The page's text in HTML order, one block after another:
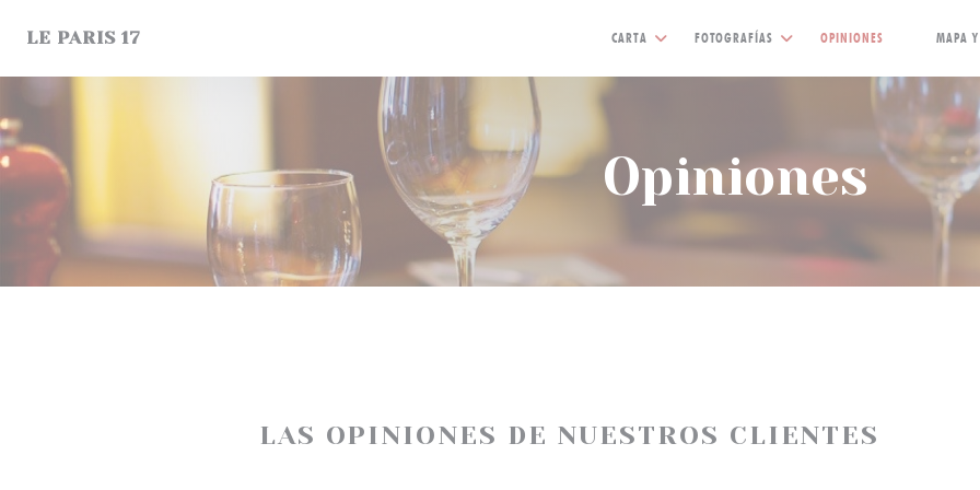
LE PARIS 17
CARTA FOTOGRAFÍAS OPINIONES MAPA
Opiniones
LAS OPINIONES DE NUESTROS CLIENTES